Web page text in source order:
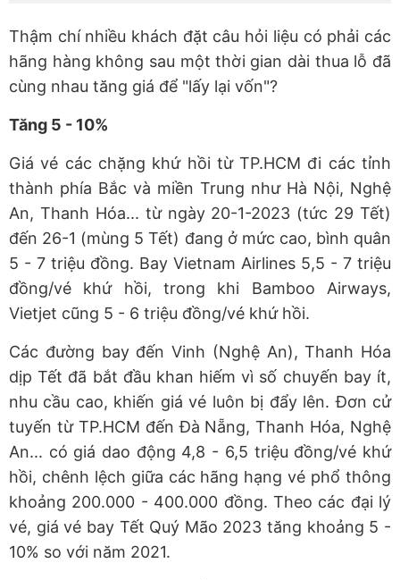
Thậm chí nhiều khách đặt câu hỏi liệu có phải các
hãng hàng không sau một thời gian dài thua lỗ đã
cùng nhau tăng giá để "lấy lại vốn"?
Tăng 5 - 10%
Giá vé các chặng khứ hồi từ TP.HCM đi các tỉnh
thành phía Bắc và miền Trung như Hà Nội, Nghệ
An, Thanh Hóa... từ ngày 20-1-2023 (tức 29 Tết)
đến 26-1 (mùng 5 Tết) đang ở mức cao, bình quân
5 - 7 triệu đồng. Bay Vietnam Airlines 5,5 - 7 triệu
đồng/vé khứ hồi, trong khi Bamboo Airways,
Vietjet cũng 5 - 6 triệu đồng/vé khứ hồi.
Các đường bay đến Vinh (Nghệ An), Thanh Hóa
dịp Tết đã bắt đầu khan hiếm vì số chuyến bay ít,
nhu cầu cao, khiến giá vé luôn bị đẩy lên. Đơn cử
tuyến từ TP.HCM đến Đà Nẵng, Thanh Hóa, Nghệ
An... có giá dao động 4,8 - 6,5 triệu đồng/vé khứ
hồi, chênh lệch giữa các hãng hạng vé phổ thông
khoảng 200.000 - 400.000 đồng. Theo các đại lý
vé, giá vé bay Tết Quý Mão 2023 tăng khoảng 5 -
10% so với năm 2021.